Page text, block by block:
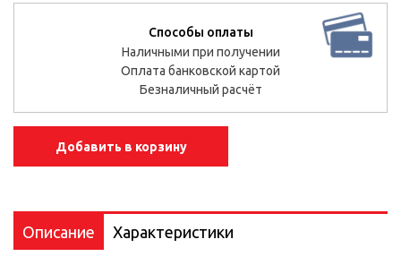
Способы оплаты
Наличными при получении
Оплата банковской картой
Безналичный расчёт
Добавить в корзину
Описание Характеристики